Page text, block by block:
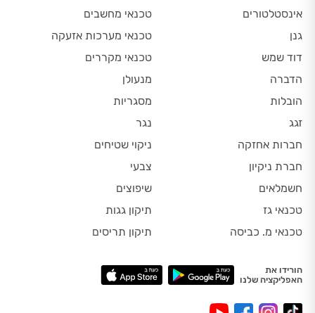
אינסטלטורים
גנן
דוד שמש
הדברה
הובלות
זגג
חברות אחזקה
חברת ניקיון
חשמלאים
טכנאי גז
טכנאי מ. כביסה
טכנאי מחשבים
טכנאי מערכות אזעקה
טכנאי מקררים
מנעולן
מסגריות
נגר
ניקוי שטיחים
צבעי
שיפוצים
תיקון גגות
תיקון תריסים
הורידו את
האפליקציה שלנו